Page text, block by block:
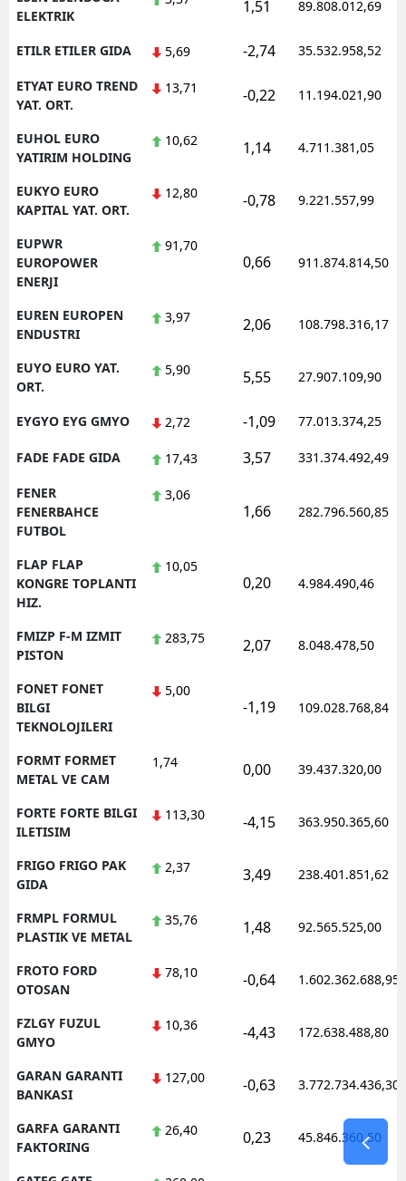
ELEKTRIK
1,51 89.808.012,69
ETILR ETILER GIDA 5,69 -2,74 35.532.958,52
ETYAT EURO TREND
YAT. ORT.
13,71 -0,22 11.194.021,90
EUHOL EURO
YATIRIM HOLDING
10,62 1,14 4.711.381,05
EUKYO EURO
KAPITAL YAT. ORT.
12,80 -0,78 9.221.557,99
EUPWR
EUROPOWER
ENERJI
91,70
0,66 911.874.814,50
EUREN EUROPEN
ENDUSTRI
3,97 2,06 108.798.316,17
EUYO EURO YAT.
ORT.
5,90 5,55 27.907.109,90
EYGYO EYG GMYO 2,72 -1,09 77.013.374,25
FADE FADE GIDA 17,43 3,57 331.374.492,49
FENER
FENERBAHCE
FUTBOL
3,06
1,66 282.796.560,85
FLAP FLAP
KONGRE TOPLANTI
HIZ.
10,05
0,20 4.984.490,46
FMIZP F-M IZMIT
PISTON
283,75 2,07 8.048.478,50
FONET FONET
BILGI
TEKNOLOJILERI
5,00
-1,19 109.028.768,84
FORMT FORMET
METAL VE CAM
1,74 0,00 39.437.320,00
FORTE FORTE BILGI
ILETISIM
113,30 -4,15 363.950.365,60
FRIGO FRIGO PAK
GIDA
2,37 3,49 238.401.851,62
FRMPL FORMUL
PLASTIK VE METAL
35,76 1,48 92.565.525,00
FROTO FORD
OTOSAN
78,10 -0,64 1.602.362.688,95
FZLGY FUZUL
GMYO
10,36 -4,43 172.638.488,80
GARAN GARANTI
BANKASI
127,00 -0,63 3.772.734.436,30
GARFA GARANTI
FAKTORING
26,40 0,23 45.846.360,50